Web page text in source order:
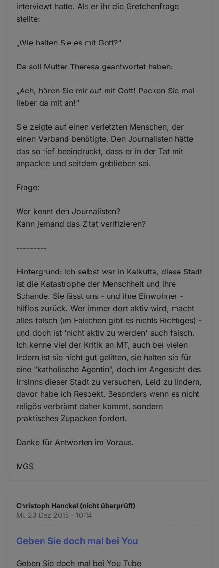
interviewt hatte. Als er ihr die Gretchenfrage
stellte:
„Wie halten Sie es mit Gott?“
Da soll Mutter Theresa geantwortet haben:
„Ach, hören Sie mir auf mit Gott! Packen Sie mal
lieber da mit an!“
Sie zeigte auf einen verletzten Menschen, der
einen Verband benötigte. Den Journalisten hätte
das so tief beeindruckt, dass er in der Tat mit
anpackte und seitdem geblieben sei.
Frage:
Wer kennt den Journalisten?
Kann jemand das Zitat verifizieren?
---------
Hintergrund: Ich selbst war in Kalkutta, diese Stadt
ist die Katastrophe der Menschheit und ihre
Schande. Sie lässt uns - und ihre Einwohner -
hilflos zurück. Wer immer dort aktiv wird, macht
alles falsch (im Falschen gibt es nichts Richtiges) -
und doch ist 'nicht aktiv zu werden' auch falsch.
Ich kenne viel der Kritik an MT, auch bei vielen
Indern ist sie nicht gut gelitten, sie halten sie für
eine "katholische Agentin", doch im Angesicht des
Irrsinns dieser Stadt zu versuchen, Leid zu lindern,
davor habe ich Respekt. Besonders wenn es nicht
religös verbrämt daher kommt, sondern
praktisches Zupacken fordert.
Danke für Antworten im Voraus.
MGS
Christoph Hanckel (nicht überprüft)
Mi. 23 Dez 2015 - 10:14
Geben Sie doch mal bei You
Geben Sie doch mal bei You Tube